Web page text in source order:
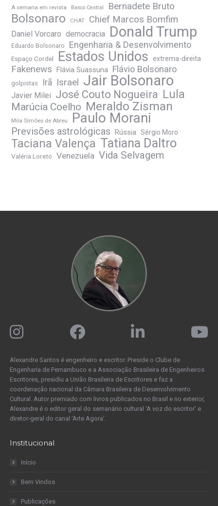
A semana em revista Banco Central Bernadete Bruto
Bolsonaro CHAT Chief Marcos Bomfim
Daniel Vorcaro democracia Donald Trump
Eduardo Bolsonaro Engenharia & Desenvolvimento
Espaço Cordel Estados Unidos extrema-direita
Fakenews Flávia Suassuna Flávio Bolsonaro
golpistas Irã Israel Jair Bolsonaro
Javier Milei José Couto Nogueira Lula
Marúcia Coelho Meraldo Zisman
Mila Simões de Abreu Paulo Morani
Previsões astrológicas Rússia Sérgio Moro
Taciana Valença Tatiana Daltro
Valéria Loreto Venezuela Vida Selvagem
Alexandre Santos é engenheiro e escritor. Preside o Clube de
Engenharia de Pernambuco e a Associação Brasileira de Engenheiros
Escritores, presidiu a União Brasileira de Escritores e faz a
coordenação nacional da Câmara Brasileira de Desenvolvimento
Cultural. Autor premiado com livros publicados no Brasil e no exterior,
Alexandre é o editor geral do semanário cultural ‘A voz do escritor’ e
diretor-geral do canal ‘Arte Agora’.
Institucional
Início
Bem Vindos
Publicações